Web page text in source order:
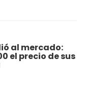
al mercado:
el precio de sus